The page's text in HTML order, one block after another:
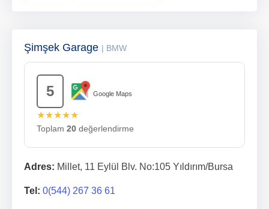
Şimşek Garage | BMW
5 Google Maps
★★★★★
Toplam 20 değerlendirme
Adres: Millet, 11 Eylül Blv. No:105 Yıldırım/Bursa
Tel: 0(544) 267 36 61